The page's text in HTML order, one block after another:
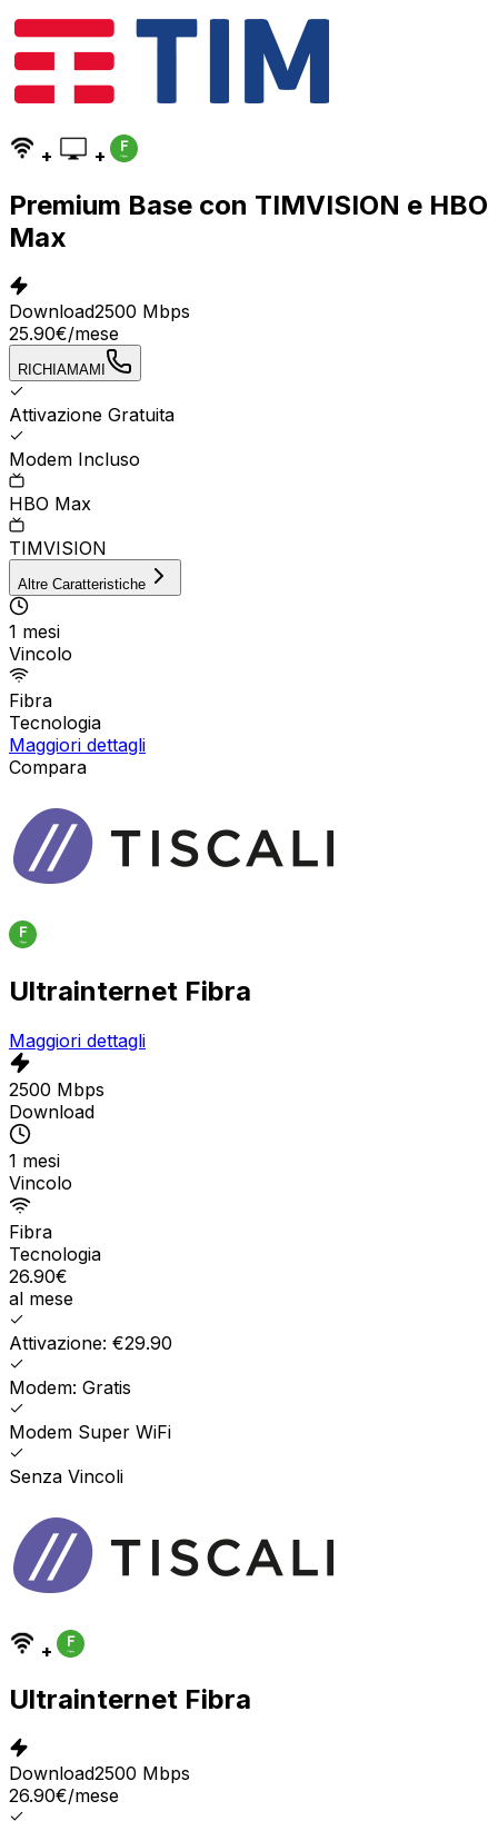
+ +
Premium Base con TIMVISION e HBO
Max
Download2500 Mbps
25.90€/mese
RICHIAMAMI
Attivazione Gratuita
Modem Incluso
HBO Max
TIMVISION
Altre Caratteristiche
1 mesi
Vincolo
Fibra
Tecnologia
Maggiori dettagli
Compara
Ultrainternet Fibra
Maggiori dettagli
2500 Mbps
Download
1 mesi
Vincolo
Fibra
Tecnologia
26.90€
al mese
Attivazione: €29.90
Modem: Gratis
Modem Super WiFi
Senza Vincoli
+
Ultrainternet Fibra
Download2500 Mbps
26.90€/mese